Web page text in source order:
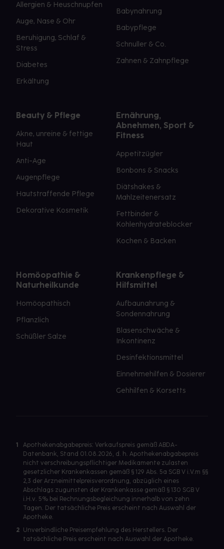
Allergien & Heuschnupfen
Auge, Nase & Ohr
Beruhigung, Schlaf &
Stress
Diabetes
Erkältung
Babynahrung
Babypflege
Schnuller & Co.
Zahnen & Zahnpflege
Beauty & Pflege
Akne, unreine & fettige
Haut
Anti-Age
Augenpflege
Hautstraffende Pflege
Dekorative Kosmetik
Ernährung,
Abnehmen, Sport &
Fitness
Appetitzügler
Bonbons & Snacks
Diätshakes &
Mahlzeitenersatz
Fettbinder &
Kohlenhydrateblocker
Kochen & Backen
Homöopathie &
Naturheilkunde
Homöopathisch
Pflanzlich
Schüßler Salze
Krankenpflege &
Hilfsmittel
Aufbaunahrung &
Sondennahrung
Blasenschwäche &
Inkontinenz
Desinfektionsmittel
Einnehmehilfen & Dosierer
Gehhilfen & Korsetts
1
Apothekenabgabepreis: Verkaufspreis gemäß ABDA-
Datenbank, Stand 01.08.2026, d. h. Apothekenabgabepreis
nicht verschreibungspflichtiger Medikamente zulasten
gesetzlicher Krankenkassen gemäß § 129 Abs. 5a SGB V i.V.m §§
2,3 der Arzneimittelpreisverordnung, abzüglich eines
Abschlags zugunsten der Krankenkasse gemäß § 130 SGB V
i.H.v. 5% bei Rechnungsbegleichung innerhalb von zehn
Tagen. Der tatsächliche Preis erscheint nach Auswahl der
Apotheke.
2 Unverbindliche Preisempfehlung des Herstellers. Der
tatsächliche Preis erscheint nach Auswahl der Apotheke.